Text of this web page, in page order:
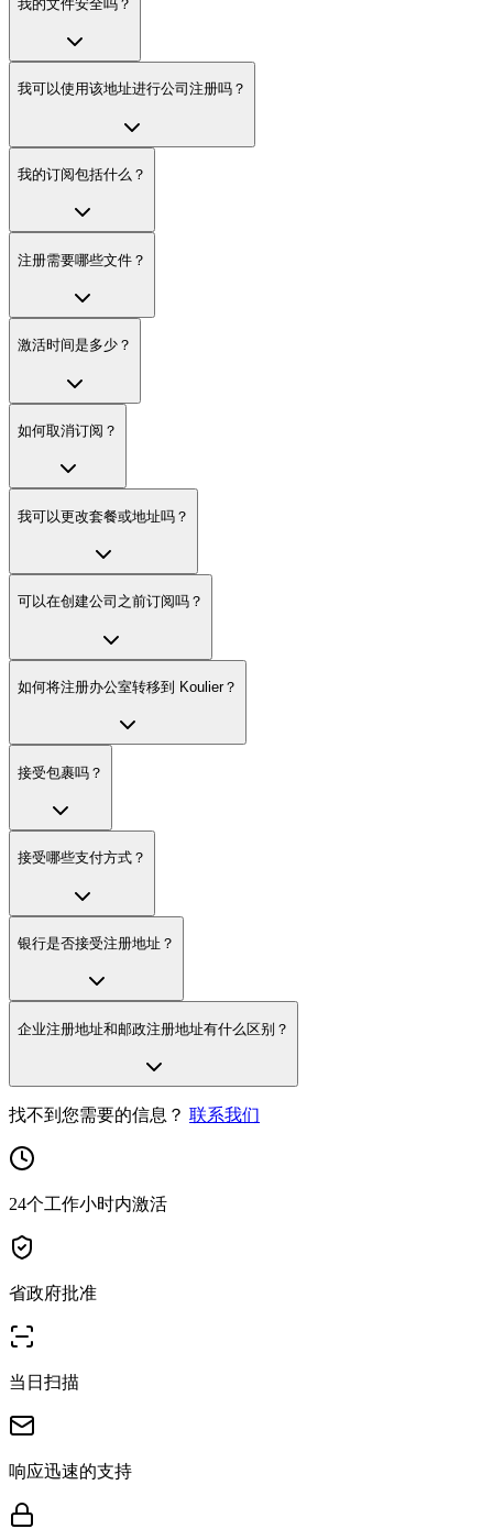
我的文件安全吗？
我可以使用该地址进行公司注册吗？
我的订阅包括什么？
注册需要哪些文件？
激活时间是多少？
如何取消订阅？
我可以更改套餐或地址吗？
可以在创建公司之前订阅吗？
如何将注册办公室转移到 Koulier？
接受包裹吗？
接受哪些支付方式？
银行是否接受注册地址？
企业注册地址和邮政注册地址有什么区别？
找不到您需要的信息？ 联系我们
24个工作小时内激活
省政府批准
当日扫描
响应迅速的支持